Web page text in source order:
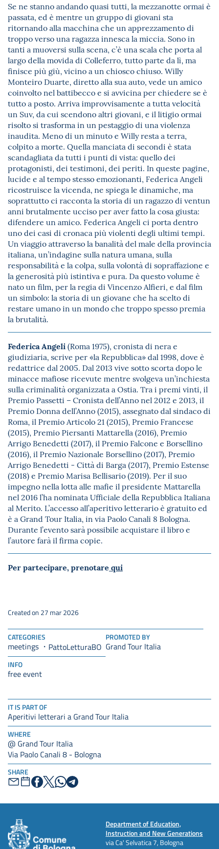
IT IS PART OF
Aperitivi letterari a Grand Tour Italia
WHERE
@ Grand Tour Italia
Via Paolo Canali 8 - Bologna
SHARE
Se ne stanno andando quasi tutti, la mezzanotte ormai è
passata, ed è mentre un gruppo di giovani sta
ritornando alla macchina che un apprezzamento di
troppo verso una ragazza innesca la miccia. Sono in
tanti a muoversi sulla scena, c’è una scala che porta al
largo della movida di Colleferro, tutto parte da lì, ma
finisce più giù, vicino a un chiosco chiuso. Willy
Monteiro Duarte, diretto alla sua auto, vede un amico
coinvolto nel battibecco e si avvicina per chiedere se è
tutto a posto. Arriva improvvisamente a tutta velocità
un Suv, da cui scendono altri giovani, e il litigio ormai
risolto si trasforma in un pestaggio di una violenza
inaudita. Meno di un minuto e Willy resta a terra,
colpito a morte. Quella manciata di secondi è stata
scandagliata da tutti i punti di vista: quello dei
protagonisti, dei testimoni, dei periti. In queste pagine,
lucide e al tempo stesso emozionanti, Federica Angeli
ricostruisce la vicenda, ne spiega le dinamiche, ma
soprattutto ci racconta la storia di un ragazzo di ventun
anni brutalmente ucciso per aver fatto la cosa giusta:
difendere un amico. Federica Angeli ci porta dentro
uno dei casi di cronaca più violenti degli ultimi tempi.
Un viaggio attraverso la banalità del male della provincia
italiana, un’indagine sulla natura umana, sulla
responsabilità e la colpa, sulla volontà di sopraffazione e
la generosità più istintiva e pura. Da questo volume è
nato un film, per la regia di Vincenzo Alfieri, e dal film
un simbolo: la storia di un giovane che ha scelto di
restare umano in un mondo che troppo spesso premia
la brutalità.
Federica Angeli(Roma 1975), cronista di nera e
giudiziaria, scrive per «la Repubblica» dal 1998, dove è
redattrice dal 2005. Dal 2013 vive sotto scorta dopo le
minacce mafiose ricevute mentre svolgeva un’inchiesta
sulla criminalità organizzata a Ostia. Tra i premi vinti, il
Premio Passetti – Cronista dell’Anno nel 2012 e 2013, il
Premio Donna dell’Anno (2015), assegnato dal sindaco di
Roma, il Premio Articolo 21 (2015), Premio Francese
(2015), Premio Piersanti Mattarella (2016), Premio
Arrigo Benedetti (2017), il Premio Falcone e Borsellino
(2016), il Premio Nazionale Borsellino (2017), Premio
Arrigo Benedetti - Città di Barga (2017), Premio Estense
(2018) e Premio Marisa Bellisario (2019). Per il suo
impegno nella lotta alle mafie il presidente Mattarella
nel 2016 l’ha nominata Ufficiale della Repubblica Italiana
al Merito. L’accesso all’aperitivo letterario è gratuito ed
è a Grand Tour Italia, in via Paolo Canali 8 Bologna.
Durante l’evento sarà possibile acquistare il libro e
l’autore farà il firma copie.
Per partecipare, prenotare qui
CATEGORIES
meetings PattoLetturaBO
PROMOTED BY
Grand Tour Italia
INFO
free event
Created on 27 mar 2026
Department of Education,
Instruction and New Generations
via Ca' Selvatica 7, Bologna